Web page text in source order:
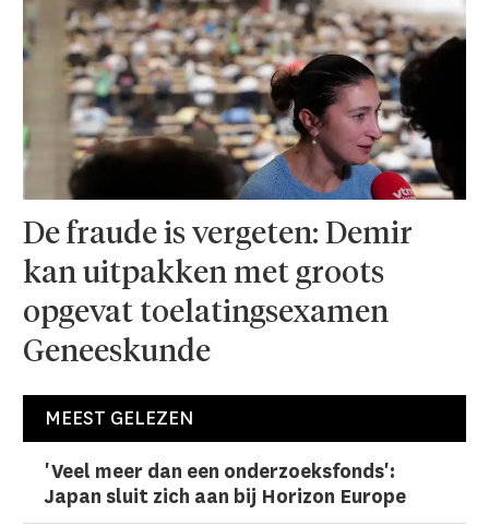
De fraude is vergeten: Demir
kan uitpakken met groots
opgevat toelatingsexamen
Geneeskunde
MEEST GELEZEN
'Veel meer dan een onderzoeks­fonds':
Japan sluit zich aan bij Horizon Europe